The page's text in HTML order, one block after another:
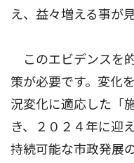
え、益々増える事が
このエビデンスを
策が必要です。変化
況変化に適応した「
き、２０２４年に迎
持続可能な市政発展